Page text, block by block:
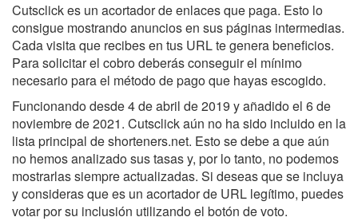
Cutsclick es un acortador de enlaces que paga. Esto lo
consigue mostrando anuncios en sus páginas intermedias.
Cada visita que recibes en tus URL te genera beneficios.
Para solicitar el cobro deberás conseguir el mínimo
necesario para el método de pago que hayas escogido.
Funcionando desde 4 de abril de 2019 y añadido el 6 de
noviembre de 2021. Cutsclick aún no ha sido incluido en la
lista principal de shorteners.net. Esto se debe a que aún
no hemos analizado sus tasas y, por lo tanto, no podemos
mostrarlas siempre actualizadas. Si deseas que se incluya
y consideras que es un acortador de URL legítimo, puedes
votar por su inclusión utilizando el botón de voto.